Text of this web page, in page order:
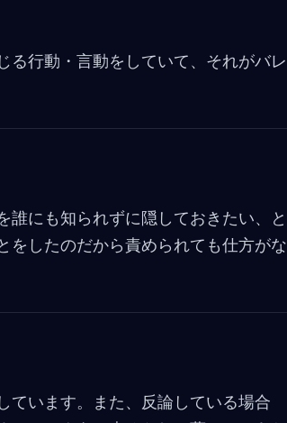
る行動・言動をしていて、それがバレ
にも知られずに隠しておきたい、と
をしたのだから責められても仕方がな
ています。また、反論している場合